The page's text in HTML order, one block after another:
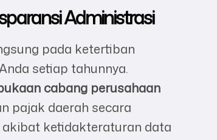
Administrasi
pada ketertiban
setiap tahunnya.
cabang perusahaan
pajak daerah secara
ketidakteraturan data